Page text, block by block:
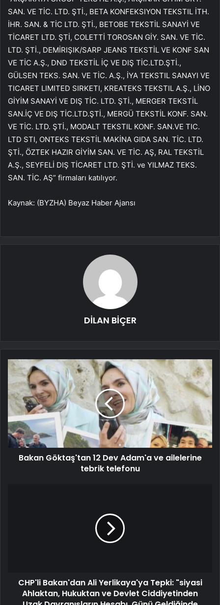
SAN. VE TİC. LTD. ŞTİ., BETA KONFEKSIYON TEKSTIL İTH.
İHR. SAN. & TİC LTD. ŞTİ., BETOBE TEKSTİL SANAYİ VE
TİCARET LTD. ŞTİ, COLETTİ TOROSAN GİY. SAN. VE TİC.
LTD. ŞTİ., DEMİRIŞIK/SARP JEANS TEKSTİL VE KONF SAN
VE TİC A.Ş., DND TEKSTİL İÇ VE DIŞ TİC.LTD.ŞTİ.,
GÜLSEN TEKS. SAN. VE TİC. A.Ş., İYA TEKSTIL SANAYI VE
TICARET LIMITED SIRKETI, KREATEKS TEKSTIL A.Ş., LİNO
GİYİM SANAYİ VE DIŞ TİC. LTD. ŞTİ., MERGER TEKSTİL
SAN.İÇ VE DIŞ TİC.LTD.ŞTİ., MERGÜ TEKSTİL KONF. SAN.
VE TİC. LTD. ŞTİ., MODALT TEKSTIL KONF. SAN.VE TIC.
LTD STI, ONTEKS TEKSTİL MAKİNA GIDA SAN. TİC. LTD.
ŞTİ., ÖZTEK HAZIR GİYİM SAN. VE TİC. AŞ, RAL TEKSTİL
A.Ş., SEYFELİ DIŞ TİCARET LTD. ŞTİ. ve YILMAZ TEKS.
SAN. TİC. AŞ” firmaları katılıyor.
Kaynak: (BYZHA) Beyaz Haber Ajansı
DİLAN BİÇER
Bakan Göktaş'tan 12 Dev Adam'a ve ailelerine
tebrik telefonu
CHP'li Bakan'dan Ali Yerlikaya'ya Tepki: "siyasi
Ahlaktan, Hukuktan ve Devlet Ciddiyetinden